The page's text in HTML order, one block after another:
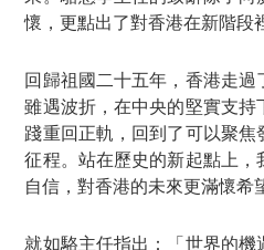
懷，更點出了對香港在新階段
回歸祖國二十五年，香港走
雖遇波折，在中央的堅實支
踐重回正軌，回到了可以聚
征程。站在歷史的新起點上，
自信，對香港的未來更滿懷希
就如駱主任指出：「世界的